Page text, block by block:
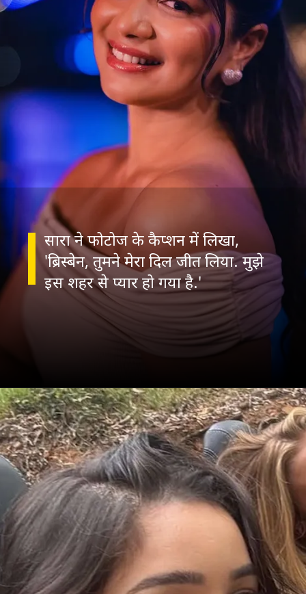
सारा ने फोटोज के कैप्शन में लिखा,
'ब्रिस्बेन, तुमने मेरा दिल जीत लिया. मुझे
इस शहर से प्यार हो गया है.'